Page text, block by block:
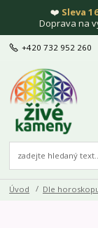
❤️ Sleva
Doprava na
+420 732 952 260
Úvod Dle